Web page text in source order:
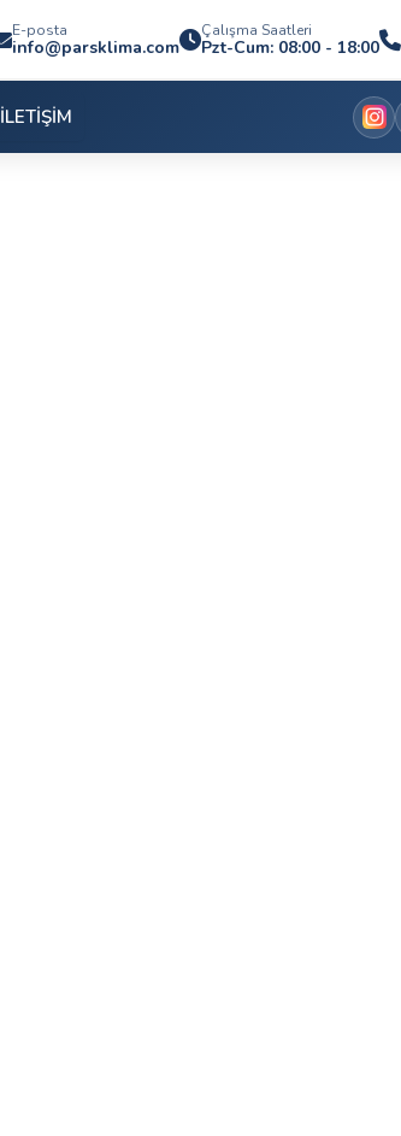
E-posta
info@parsklima.com
Çalışma Saatleri
Pzt-Cum: 08:00 - 18:00
İLETİŞİM